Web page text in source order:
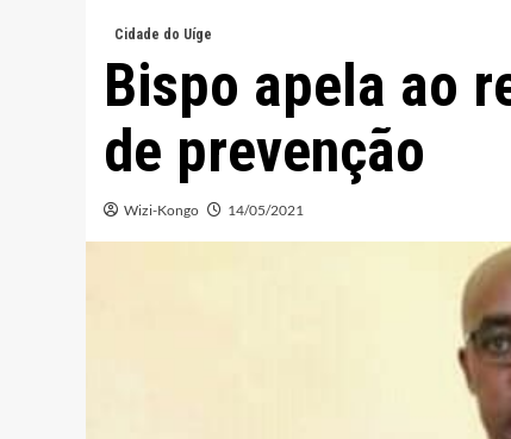
Cidade do Uíge
Bispo apela ao
de prevenção
Wizi-Kongo 14/05/2021